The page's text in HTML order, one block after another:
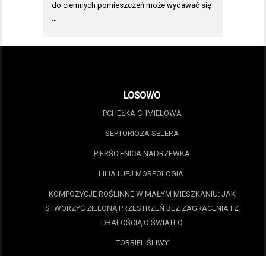
do ciemnych pomieszczeń może wydawać się
…
LOSOWO
PCHEŁKA CHMIELOWA
SEPTORIOZA SELERA
PIERŚCIENICA NADRZEWKA
LILIA I JEJ MORFOLOGIA.
KOMPOZYCJE ROŚLINNE W MAŁYM MIESZKANIU: JAK
STWORZYĆ ZIELONĄ PRZESTRZEŃ BEZ ZAGRACENIA I Z
DBAŁOŚCIĄ O ŚWIATŁO
TORBIEL ŚLIWY